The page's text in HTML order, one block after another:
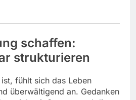
schaffen:
strukturieren
fühlt sich das Leben
überwältigend an. Gedanken